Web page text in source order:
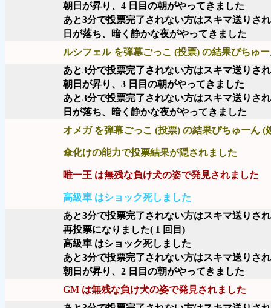
朝日が昇り、4 日目の朝がやってきました
あと3分で投票完了されない方はスキマ送りさ
日が落ち、暗く静かな夜がやってきました
ルシフェル を弾幕ごっこ (投票) の結果ぴちゅ
あと3分で投票完了されない方はスキマ送りさ
朝日が昇り、3 日目の朝がやってきました
あと3分で投票完了されない方はスキマ送りさ
日が落ち、暗く静かな夜がやってきました
オメガ を弾幕ごっこ (投票) の結果ぴちゅーん (
傘化けの能力で投票結果が隠されました
唯一王 は無残な負け犬の姿で発見されました
高級車 はショック死しました
あと3分で投票完了されない方はスキマ送りさ
再投票になりました( 1 回目)
高級車 はショック死しました
あと3分で投票完了されない方はスキマ送りさ
朝日が昇り、2 日目の朝がやってきました
GM は無残な負け犬の姿で発見されました